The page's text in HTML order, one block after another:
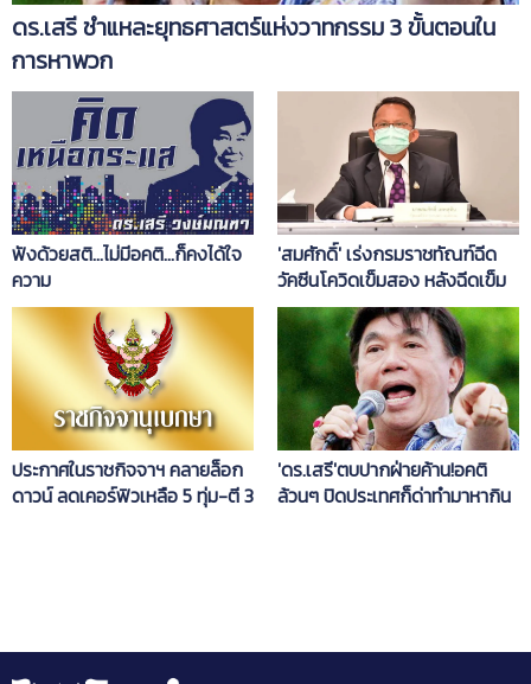
ดร.เสรี ชำแหละยุทธศาสตร์แห่งวาทกรรม 3 ขั้นตอนใน
การหาพวก
ฟังด้วยสติ...ไม่มีอคติ...ก็คงได้ใจ
ความ
'สมศักดิ์'​ เร่งกรมราชทัณฑ์ฉีด
วัคซีนโควิดเข็มสอง หลังฉีดเข็ม
แรกครบแล้ว
ประกาศในราชกิจจาฯ คลายล็อก
ดาวน์ ลดเคอร์ฟิวเหลือ 5 ทุ่ม-ตี 3
'ดร.เสรี'ตบปากฝ่ายค้าน!อคติ
ล้วนๆ ปิดประเทศก็ด่าทำมาหากิน